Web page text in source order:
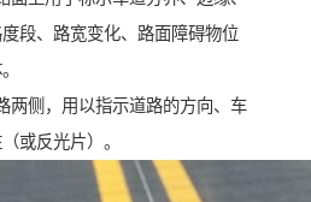
段、路宽变化、路面障碍物位
两侧，用以指示道路的方向、车
或反光片）。